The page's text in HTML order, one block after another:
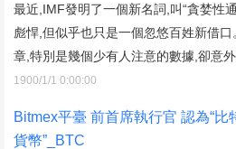
最近,IMF發明了一個新名詞,叫“貪婪性
彪悍,但似乎也只是一個忽悠百姓新借
章,特別是幾個少有人注意的數據,卻意
1900/1/1 0:00:00
Bitmex平臺 前首席執行官 認為“
貨幣”_BTC